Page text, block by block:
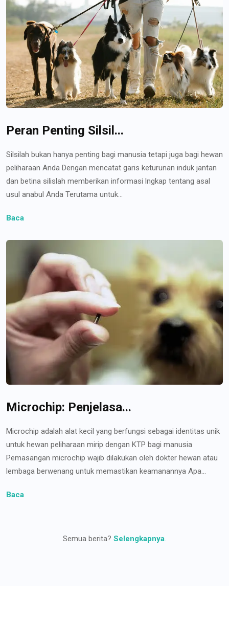
Peran Penting Silsil...
Silsilah bukan hanya penting bagi manusia tetapi juga bagi hewan
peliharaan Anda Dengan mencatat garis keturunan induk jantan
dan betina silislah memberikan informasi lngkap tentang asal
usul anabul Anda Terutama untuk...
Baca
Microchip: Penjelasa...
Microchip adalah alat kecil yang berfungsi sebagai identitas unik
untuk hewan peliharaan mirip dengan KTP bagi manusia
Pemasangan microchip wajib dilakukan oleh dokter hewan atau
lembaga berwenang untuk memastikan keamanannya Apa...
Baca
Semua berita? Selengkapnya.